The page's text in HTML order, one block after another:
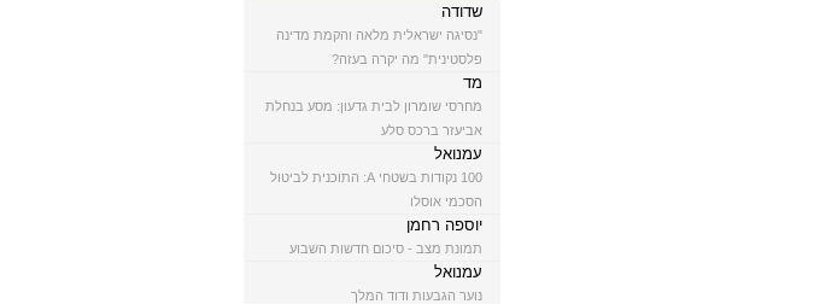
שדודה
"נסיגה ישראלית מלאה והקמת מדינה
פלסטינית" מה יקרה בעזה?
מד
מחרסי שומרון לבית גדעון: מסע בנחלת
אביעזר ברכס סלע
עמנואל
100 נקודות בשטחי A: התוכנית לביטול
הסכמי אוסלו
יוספה רחמן
תמונת מצב - סיכום חדשות השבוע
עמנואל
נוער הגבעות ודוד המלך